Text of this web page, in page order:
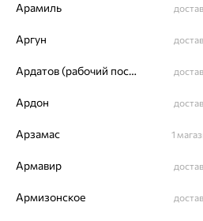
Браслет, золото,
хризолит, MAGIC
75 455
Арамиль
Аргун
Ардатов (рабочий поселок)
Ардон
Арзамас 1
Армавир
Армизонское